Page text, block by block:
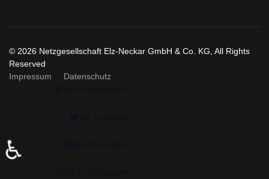
© 2026 Netzgesellschaft Elz-Neckar GmbH & Co. KG, All Rights
Reserved
Impressum
Datenschutz